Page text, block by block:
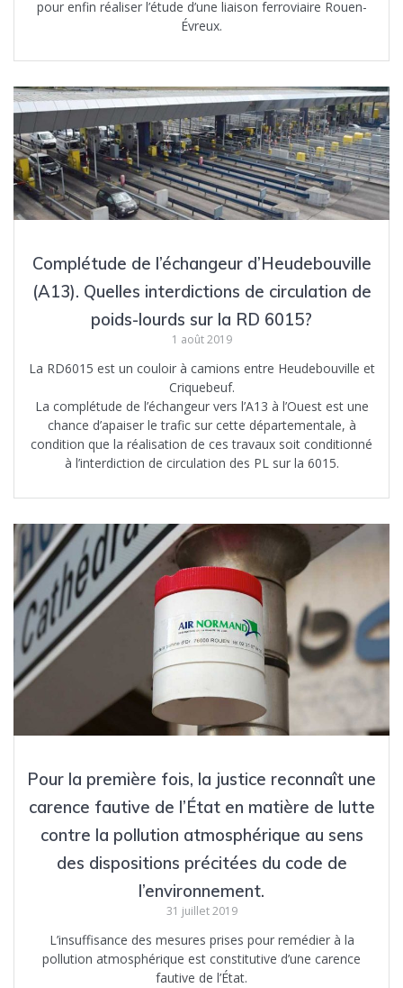
pour enfin réaliser l’étude d’une liaison ferroviaire Rouen-
Évreux.
Complétude de l’échangeur d’Heudebouville
(A13). Quelles interdictions de circulation de
poids-lourds sur la RD 6015?
1 août 2019
La RD6015 est un couloir à camions entre Heudebouville et
Criquebeuf.
La complétude de l’échangeur vers l’A13 à l’Ouest est une
chance d’apaiser le trafic sur cette départementale, à
condition que la réalisation de ces travaux soit conditionné
à l’interdiction de circulation des PL sur la 6015.
Pour la première fois, la justice reconnaît une
carence fautive de l’État en matière de lutte
contre la pollution atmosphérique au sens
des dispositions précitées du code de
l’environnement.
31 juillet 2019
L’insuffisance des mesures prises pour remédier à la
pollution atmosphérique est constitutive d’une carence
fautive de l’État.